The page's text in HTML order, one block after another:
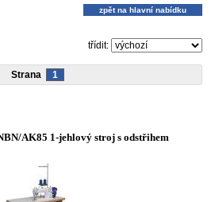
zpět na hlavní nabídku
třídit:
Strana 1
AK85 1-jehlový stroj s odstřihem